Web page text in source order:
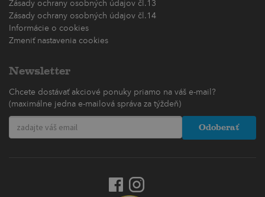
Zásady ochrany osobných údajov čl.13
Zásady ochrany osobných údajov čl.14
Informácie o cookies
Zmeniť nastavenia cookies
Newsletter
Chcete dostávať akciové ponuky priamo na váš e-mail?
(maximálne jedna e-mailová správa za týždeň)
Odoberať